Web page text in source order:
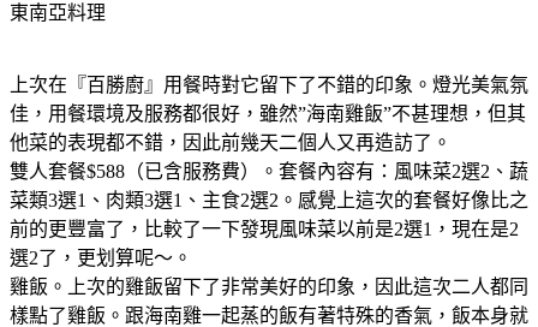
東南亞料理
上次在『百勝廚』用餐時對它留下了不錯的印象。燈光美氣氛
佳，用餐環境及服務都很好，雖然”海南雞飯”不甚理想，但其
他菜的表現都不錯，因此前幾天二個人又再造訪了。
雙人套餐$588（已含服務費）。套餐內容有：風味菜2選2、蔬
菜類3選1、肉類3選1、主食2選2。感覺上這次的套餐好像比之
前的更豐富了，比較了一下發現風味菜以前是2選1，現在是2
選2了，更划算呢～。
雞飯。上次的雞飯留下了非常美好的印象，因此這次二人都同
樣點了雞飯。跟海南雞一起蒸的飯有著特殊的香氣，飯本身就